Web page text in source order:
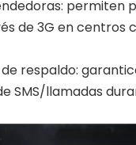
permiten
de 3G en centros
respaldo:
SMS/llamadas